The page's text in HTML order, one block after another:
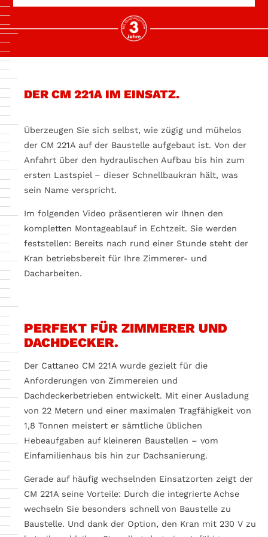
DER CM 221A IM EINSATZ.
Überzeugen Sie sich selbst, wie zügig und mühelos
der CM 221A auf der Baustelle aufgebaut ist. Von der
Anfahrt über den hydraulischen Aufbau bis hin zum
ersten Lastspiel – dieser Schnellbaukran hält, was
sein Name verspricht.
Im folgenden Video präsentieren wir Ihnen den
kompletten Montageablauf in Echtzeit. Sie werden
feststellen: Bereits nach rund einer Stunde steht der
Kran betriebsbereit für Ihre Zimmerer- und
Dacharbeiten.
PERFEKT FÜR ZIMMERER UND
DACHDECKER.
Der Cattaneo CM 221A wurde gezielt für die
Anforderungen von Zimmereien und
Dachdeckerbetrieben entwickelt. Mit einer Ausladung
von 22 Metern und einer maximalen Tragfähigkeit von
1,8 Tonnen meistert er sämtliche üblichen
Hebeaufgaben auf kleineren Baustellen – vom
Einfamilienhaus bis hin zur Dachsanierung.
Gerade auf häufig wechselnden Einsatzorten zeigt der
CM 221A seine Vorteile: Durch die integrierte Achse
wechseln Sie besonders schnell von Baustelle zu
Baustelle. Und dank der Option, den Kran mit 230 V zu